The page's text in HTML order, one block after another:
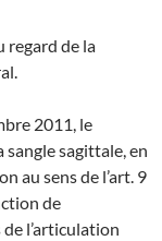
regard de la
2011, le
sangle sagittale, en
au sens de l’art. 9
de
l’articulation